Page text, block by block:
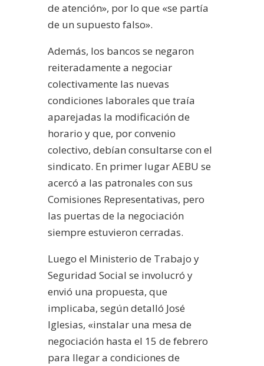
de atención», por lo que «se partía
de un supuesto falso».
Además, los bancos se negaron
reiteradamente a negociar
colectivamente las nuevas
condiciones laborales que traía
aparejadas la modificación de
horario y que, por convenio
colectivo, debían consultarse con el
sindicato. En primer lugar AEBU se
acercó a las patronales con sus
Comisiones Representativas, pero
las puertas de la negociación
siempre estuvieron cerradas.
Luego el Ministerio de Trabajo y
Seguridad Social se involucró y
envió una propuesta, que
implicaba, según detalló José
Iglesias, «instalar una mesa de
negociación hasta el 15 de febrero
para llegar a condiciones de